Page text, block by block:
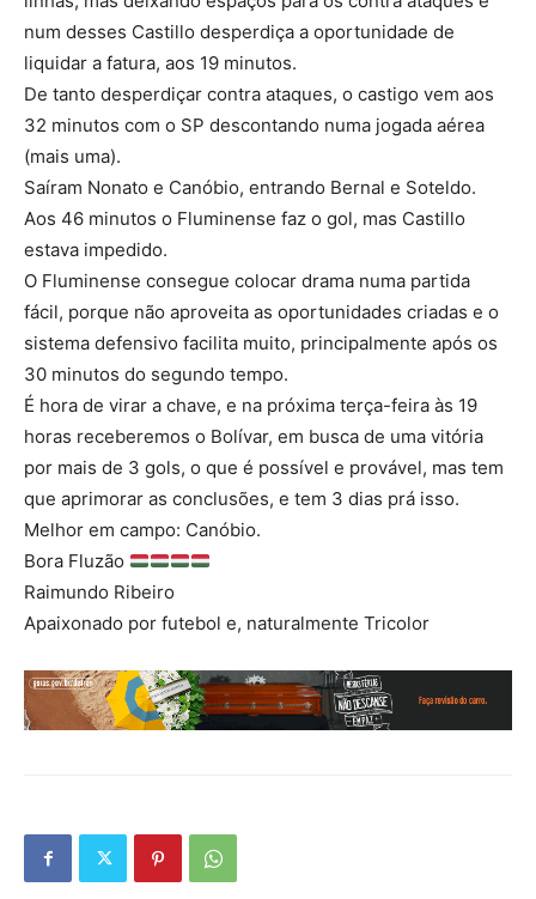
num desses Castillo desperdiça a oportunidade de
liquidar a fatura, aos 19 minutos.
De tanto desperdiçar contra ataques, o castigo vem aos
32 minutos com o SP descontando numa jogada aérea
(mais uma).
Saíram Nonato e Canóbio, entrando Bernal e Soteldo.
Aos 46 minutos o Fluminense faz o gol, mas Castillo
estava impedido.
O Fluminense consegue colocar drama numa partida
fácil, porque não aproveita as oportunidades criadas e o
sistema defensivo facilita muito, principalmente após os
30 minutos do segundo tempo.
É hora de virar a chave, e na próxima terça-feira às 19
horas receberemos o Bolívar, em busca de uma vitória
por mais de 3 gols, o que é possível e provável, mas tem
que aprimorar as conclusões, e tem 3 dias prá isso.
Melhor em campo: Canóbio.
Bora Fluzão
Raimundo Ribeiro
Apaixonado por futebol e, naturalmente Tricolor